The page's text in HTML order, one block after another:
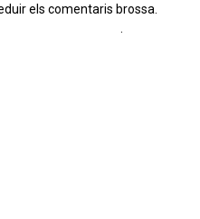
els comentaris brossa.